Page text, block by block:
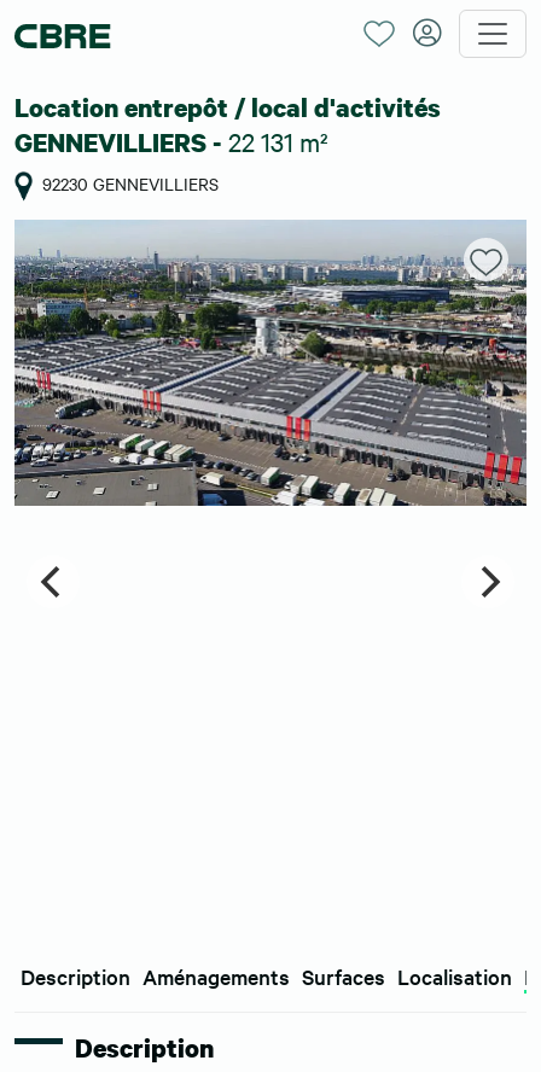
Location entrepôt / local d'activités
GENNEVILLIERS - 22 131 m²
92230 GENNEVILLIERS
Description Aménagements Surfaces Localisation
Description